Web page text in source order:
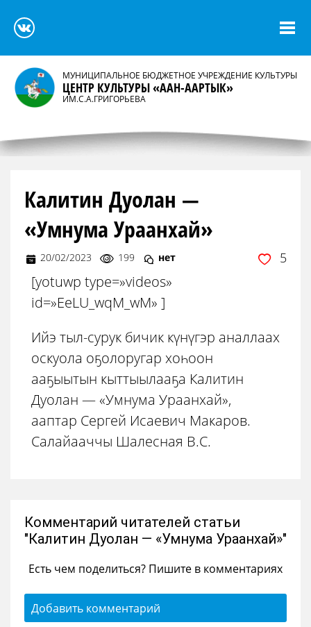
МУНИЦИПАЛЬНОЕ БЮДЖЕТНОЕ УЧРЕЖДЕНИЕ КУЛЬТУРЫ
ЦЕНТР КУЛЬТУРЫ «ААН-ААРТЫК»
ИМ.С.А.ГРИГОРЬЕВА
Калитин Дуолан —
«Умнума Ураанхай»
20/02/2023 199 нет 5
[yotuwp type=»videos»
id=»EeLU_wqM_wM» ]
Ийэ тыл-сурук бичик күнүгэр аналлаах
оскуола оҕолоругар хоһоон
ааҕыытын кыттыылааҕа Калитин
Дуолан — «Умнума Ураанхай»,
ааптар Сергей Исаевич Макаров.
Салайааччы Шалесная В.С.
Комментарий читателей статьи
"Калитин Дуолан — «Умнума Ураанхай»"
Есть чем поделиться? Пишите в комментариях
Добавить комментарий